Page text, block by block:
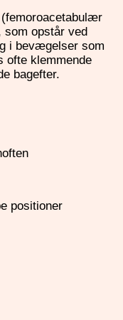
som opstår ved
i bevægelser som
ofte klemmende
bagefter.
positioner